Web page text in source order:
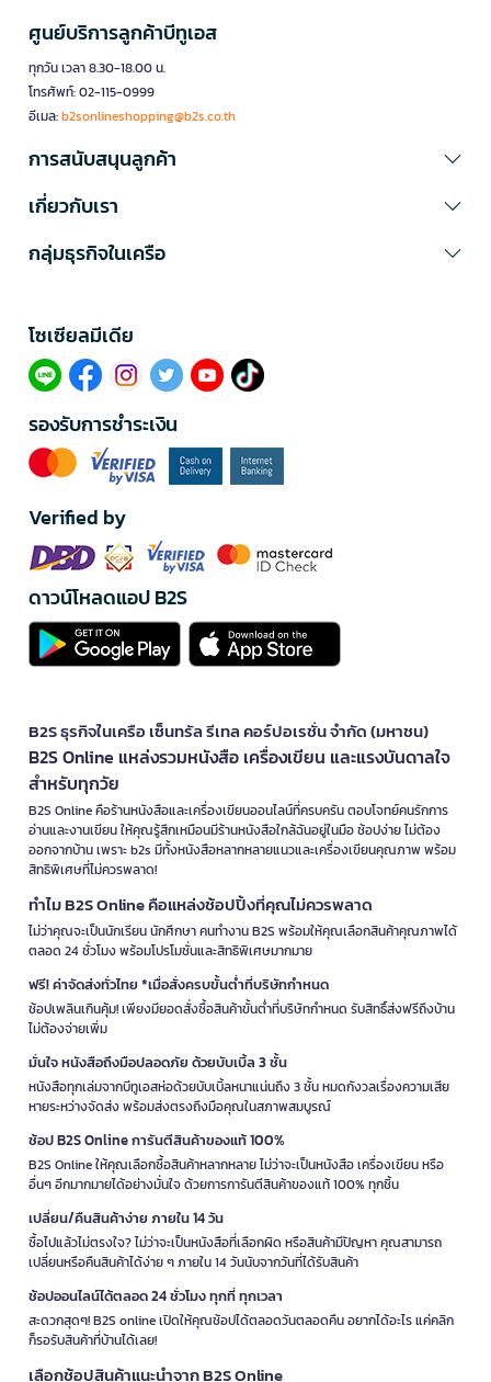
ศูนย์บริการลูกค้าบีทูเอส
ทุกวัน เวลา 8.30-18.00 น.
โทรศัพท์: 02-115-0999
อีเมล:b2sonlineshopping@b2s.co.th
การสนับสนุนลูกค้า
เกี่ยวกับเรา
กลุ่มธุรกิจในเครือ
โซเซียลมีเดีย​
รองรับการชำระเงิน
Verified by
ดาวน์โหลดแอป B2S
B2S ธุรกิจในเครือ เซ็นทรัล รีเทล คอร์ปอเรชั่น จำกัด (มหาชน)
B2S Online แหล่งรวมหนังสือ เครื่องเขียน และแรงบันดาลใจ
สำหรับทุกวัย
B2S Online คือร้านหนังสือและเครื่องเขียนออนไลน์ที่ครบครัน ตอบโจทย์คนรักการ
อ่านและงานเขียน ให้คุณรู้สึกเหมือนมีร้านหนังสือใกล้ฉันอยู่ในมือ ช้อปง่าย ไม่ต้อง
ออกจากบ้าน เพราะ b2s มีทั้งหนังสือหลากหลายแนวและเครื่องเขียนคุณภาพ พร้อม
สิทธิพิเศษที่ไม่ควรพลาด!
ทำไม B2S Online คือแหล่งช้อปปิ้งที่คุณไม่ควรพลาด
ไม่ว่าคุณจะเป็นนักเรียน นักศึกษา คนทำงาน B2S พร้อมให้คุณเลือกสินค้าคุณภาพได้
ตลอด 24 ชั่วโมง พร้อมโปรโมชั่นและสิทธิพิเศษมากมาย
ฟรี! ค่าจัดส่งทั่วไทย *เมื่อสั่งครบขั้นต่ำที่บริษัทกำหนด
ช้อปเพลินเกินคุ้ม! เพียงมียอดสั่งซื้อสินค้าขั้นต่ำที่บริษัทกำหนด รับสิทธิ์ส่งฟรีถึงบ้าน
ไม่ต้องจ่ายเพิ่ม
มั่นใจ หนังสือถึงมือปลอดภัย ด้วยบับเบิ้ล 3 ชั้น
หนังสือทุกเล่มจากบีทูเอสห่อด้วยบับเบิ้ลหนาแน่นถึง 3 ชั้น หมดกังวลเรื่องความเสีย
หายระหว่างจัดส่ง พร้อมส่งตรงถึงมือคุณในสภาพสมบูรณ์
ช้อป B2S Online การันตีสินค้าของแท้ 100%
B2S Online ให้คุณเลือกซื้อสินค้าหลากหลาย ไม่ว่าจะเป็นหนังสือ เครื่องเขียน หรือ
อื่นๆ อีกมากมายได้อย่างมั่นใจ ด้วยการการันตีสินค้าของแท้ 100% ทุกชิ้น
เปลี่ยน/คืนสินค้าง่าย ภายใน 14 วัน
ซื้อไปแล้วไม่ตรงใจ? ไม่ว่าจะเป็นหนังสือที่เลือกผิด หรือสินค้ามีปัญหา คุณสามารถ
เปลี่ยนหรือคืนสินค้าได้ง่าย ๆ ภายใน 14 วันนับจากวันที่ได้รับสินค้า
ช้อปออนไลน์ได้ตลอด 24 ชั่วโมง ทุกที่ ทุกเวลา
สะดวกสุดๆ! B2S online เปิดให้คุณช้อปได้ตลอดวันตลอดคืน อยากได้อะไร แค่คลิก
ก็รอรับสินค้าที่บ้านได้เลย!
เลือกช้อปสินค้าแนะนำจาก B2S Online